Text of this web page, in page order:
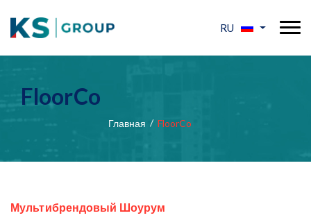
RU
FloorCo
Главная FloorCo
Мультибрендовый Шоурум